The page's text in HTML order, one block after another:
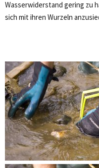
Wasserwiderstand gering zu
sich mit ihren Wurzeln